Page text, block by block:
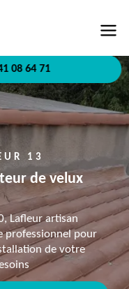
08 64 71
13
de velux
Lafleur artisan
professionnel pour
de votre